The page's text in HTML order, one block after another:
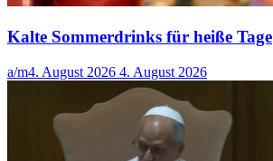
Kalte Sommerdrinks für heiße Tage
a/m4. August 2026 4. August 2026